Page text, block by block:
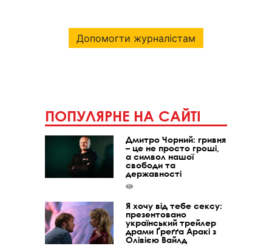
Допомогти журналістам
ПОПУЛЯРНЕ НА САЙТІ
Дмитро Чорний: гривня
– це не просто гроші,
а символ нашої
свободи та
державності
Я хочу від тебе сексу:
презентовано
український трейлер
драми Ґреґґа Аракі з
Олівією Вайлд